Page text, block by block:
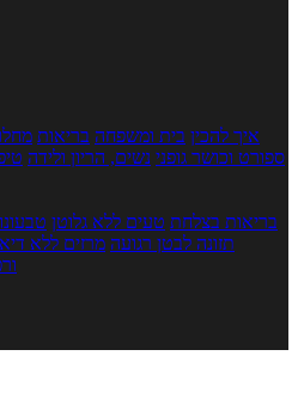
איך להכין בית ומשפחה בריאות
ספורט וכושר גופני נשים, הריון ולידה
בריאות בצלחת טעים ללא גלוטן
תזונה לבטן רגועה מרזים ללא